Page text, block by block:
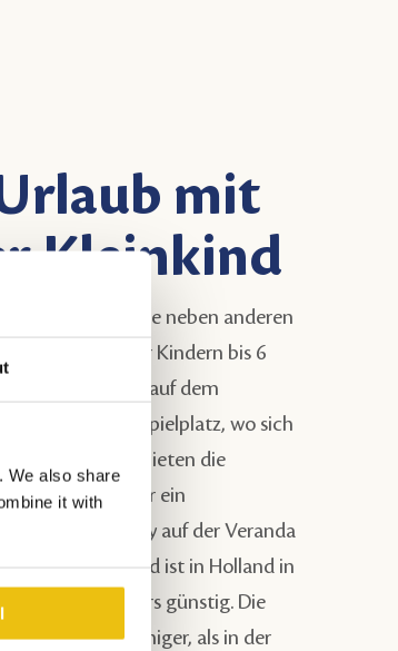
We also share
it with
mit
Kleinkind
übernachten Sie neben anderen
mit Baby oder Kindern bis 6
machen. Mitten auf dem
Spielplatz, wo sich
bieten die
Platz für ein
Sie Ihren Buggy auf der Veranda
oder Kleinkind ist in Holland in
besonders günstig. Die
und es ist ruhiger, als in der